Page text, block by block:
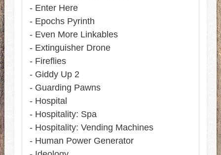
- Enter Here
- Epochs Pyrinth
- Even More Linkables
- Extinguisher Drone
- Fireflies
- Giddy Up 2
- Guarding Pawns
- Hospital
- Hospitality: Spa
- Hospitality: Vending Machines
- Human Power Generator